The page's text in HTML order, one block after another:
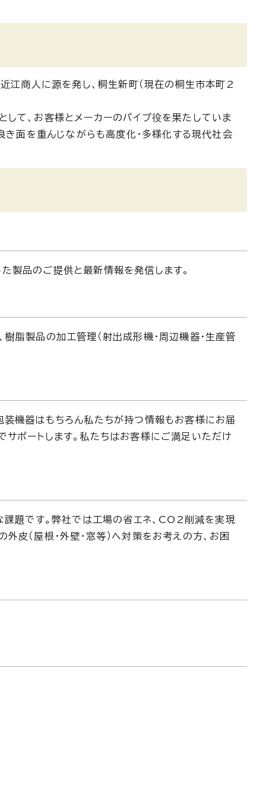
江商人に源を発し、桐生新町（現在の桐生市本町2
て、お客様とメーカーのパイプ役を果たしていま
き面を重んじながらも高度化・多様化する現代社会
製品のご提供と最新情報を発信します。
脂製品の加工管理（射出成形機・周辺機器・生産管
装機器はもちろん私たちが持つ情報もお客様にお届
ポートします。私たちはお客様にご満足いただけ
題です。弊社では工場の省エネ、CO2削減を実現
皮（屋根・外壁・窓等）へ対策をお考えの方、お困